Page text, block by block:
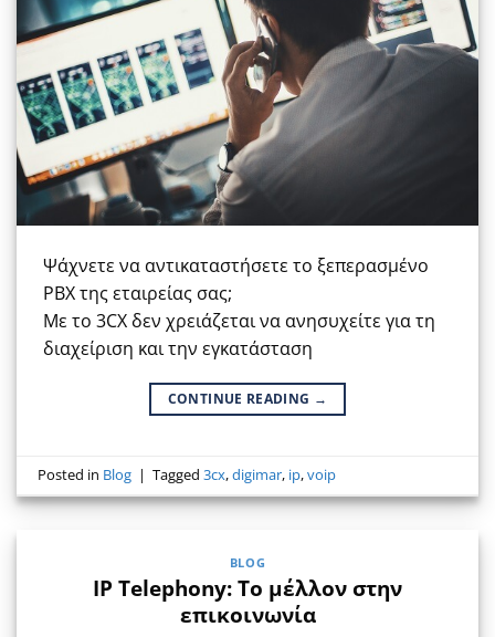
Ψάχνετε να αντικαταστήσετε το ξεπερασμένο
PBX της εταιρείας σας;
Με το 3CX δεν χρειάζεται να ανησυχείτε για τη
διαχείριση και την εγκατάσταση
CONTINUE READING →
Posted in Blog | Tagged3cx,digimar, ip,voip
BLOG
IP Telephony: Το μέλλον στην
επικοινωνία